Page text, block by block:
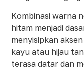
Kombinasi warna
hitam menjadi
menyisipkan
kayu atau hijau
terasa datar dan